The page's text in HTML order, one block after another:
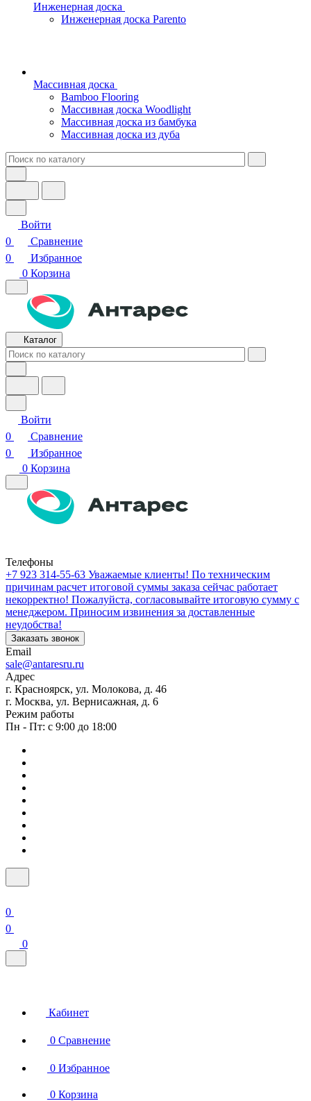
Инженерная доска
Инженерная доска Parento
Массивная доска
Bamboo Flooring
Массивная доска Woodlight
Массивная доска из бамбука
Массивная доска из дуба
Войти
0
Сравнение
0
Избранное
0 Корзина
Каталог
Войти
0
Сравнение
0
Избранное
0 Корзина
Телефоны
+7 923 314-55-63 Уважаемые клиенты! По техническим
причинам расчет итоговой суммы заказа сейчас работает
некорректно! Пожалуйста, согласовывайте итоговую сумму с
менеджером. Приносим извинения за доставленные
неудобства!
Заказать звонок
Email
sale@antaresru.ru
Адрес
г. Красноярск, ул. Молокова, д. 46
г. Москва, ул. Вернисажная, д. 6
Режим работы
Пн - Пт: с 9:00 до 18:00
0
0
0
Кабинет
0 Сравнение
0 Избранное
0 Корзина